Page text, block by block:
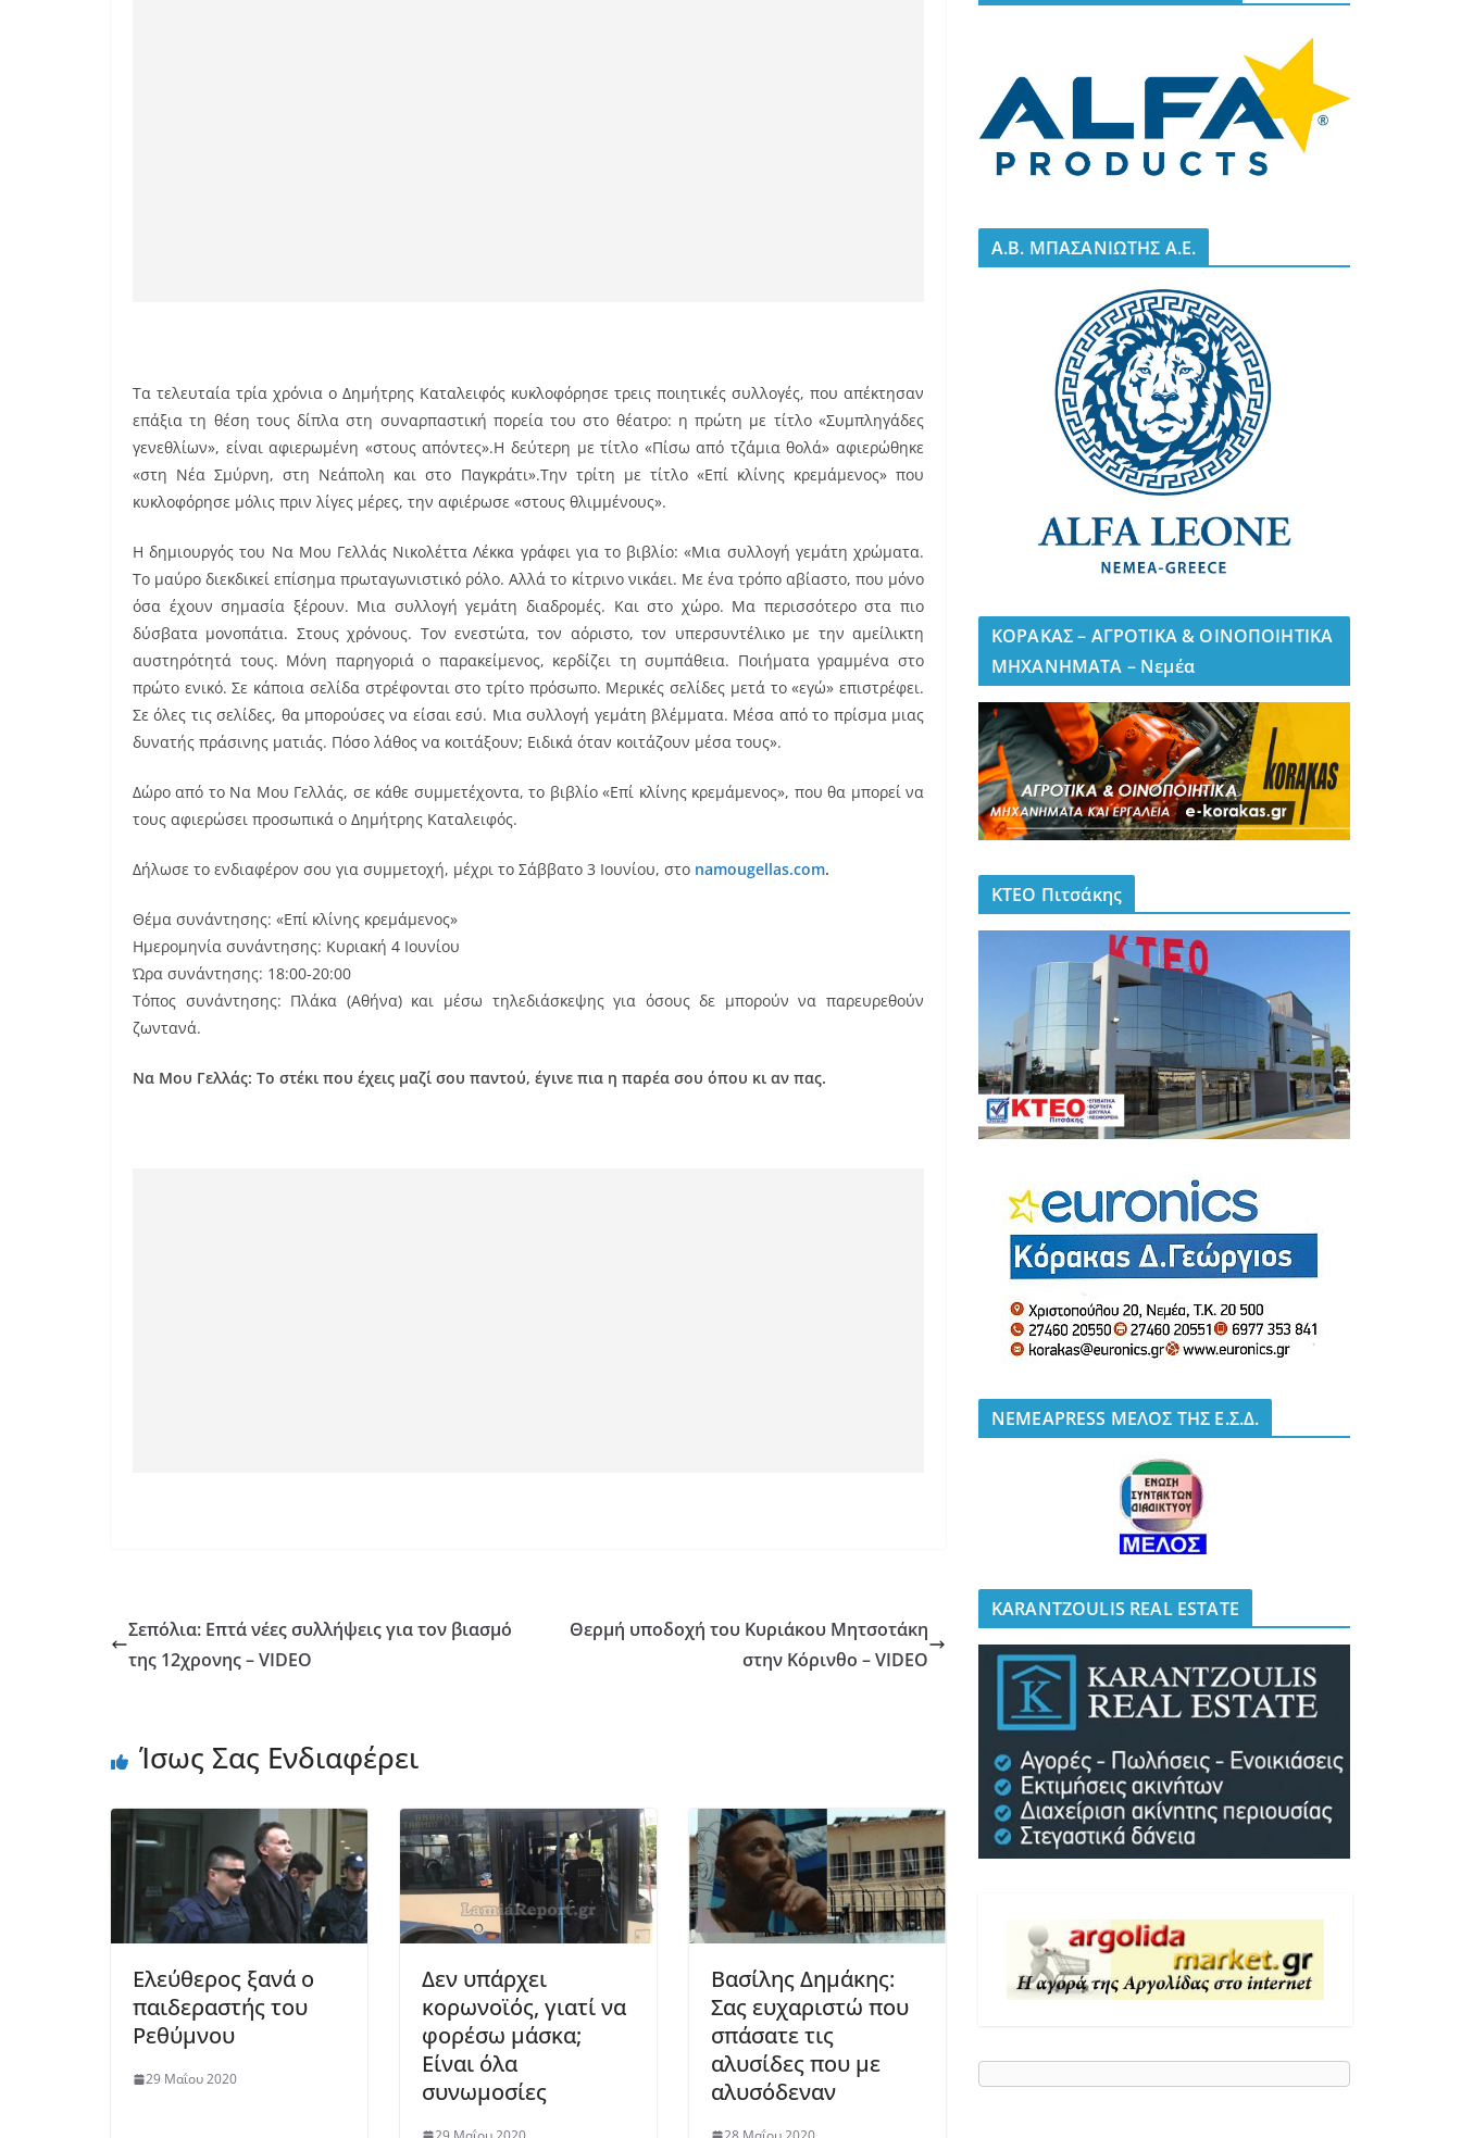
Τα τελευταία τρία χρόνια ο Δημήτρης Καταλειφός κυκλοφόρησε τρεις ποιητικές συλλογές, που απέκτησαν
επάξια τη θέση τους δίπλα στη συναρπαστική πορεία του στο θέατρο: η πρώτη με τίτλο «Συμπληγάδες
γενεθλίων», είναι αφιερωμένη «στους απόντες».Η δεύτερη με τίτλο «Πίσω από τζάμια θολά» αφιερώθηκε
«στη Νέα Σμύρνη, στη Νεάπολη και στο Παγκράτι».Την τρίτη με τίτλο «Επί κλίνης κρεμάμενος» που
κυκλοφόρησε μόλις πριν λίγες μέρες, την αφιέρωσε «στους θλιμμένους».
Η δημιουργός του Να Μου Γελλάς Νικολέττα Λέκκα γράφει για το βιβλίο: «Μια συλλογή γεμάτη χρώματα.
Το μαύρο διεκδικεί επίσημα πρωταγωνιστικό ρόλο. Αλλά το κίτρινο νικάει. Με ένα τρόπο αβίαστο, που μόνο
όσα έχουν σημασία ξέρουν. Μια συλλογή γεμάτη διαδρομές. Και στο χώρο. Μα περισσότερο στα πιο
δύσβατα μονοπάτια. Στους χρόνους. Τον ενεστώτα, τον αόριστο, τον υπερσυντέλικο με την αμείλικτη
αυστηρότητά τους. Μόνη παρηγοριά ο παρακείμενος, κερδίζει τη συμπάθεια. Ποιήματα γραμμένα στο
πρώτο ενικό. Σε κάποια σελίδα στρέφονται στο τρίτο πρόσωπο. Μερικές σελίδες μετά το «εγώ» επιστρέφει.
Σε όλες τις σελίδες, θα μπορούσες να είσαι εσύ. Μια συλλογή γεμάτη βλέμματα. Μέσα από το πρίσμα μιας
δυνατής πράσινης ματιάς. Πόσο λάθος να κοιτάξουν; Ειδικά όταν κοιτάζουν μέσα τους».
Δώρο από το Να Μου Γελλάς, σε κάθε συμμετέχοντα, το βιβλίο «Επί κλίνης κρεμάμενος», που θα μπορεί να
τους αφιερώσει προσωπικά ο Δημήτρης Καταλειφός.
Δήλωσε το ενδιαφέρον σου για συμμετοχή, μέχρι το Σάββατο 3 Ιουνίου, στο namougellas.com.
Θέμα συνάντησης: «Επί κλίνης κρεμάμενος»
Ημερομηνία συνάντησης: Κυριακή 4 Ιουνίου
Ώρα συνάντησης: 18:00-20:00
Τόπος συνάντησης: Πλάκα (Αθήνα) και μέσω τηλεδιάσκεψης για όσους δε μπορούν να παρευρεθούν
ζωντανά.
Να Μου Γελλάς: Το στέκι που έχεις μαζί σου παντού, έγινε πια η παρέα σου όπου κι αν πας.
Σεπόλια: Επτά νέες συλλήψεις για τον βιασμό
της 12χρονης – VIDEO
Θερμή υποδοχή του Κυριάκου Μητσοτάκη
στην Κόρινθο – VIDEO
Ίσως Σας Ενδιαφέρει
Ελεύθερος ξανά ο
παιδεραστής του
Ρεθύμνου
29 Μαΐου 2020
Δεν υπάρχει
κορωνοϊός, γιατί να
φορέσω μάσκα;
Είναι όλα
συνωμοσίες
Βασίλης Δημάκης:
Σας ευχαριστώ που
σπάσατε τις
αλυσίδες που με
αλυσόδεναν
A.B. ΜΠΑΣΑΝΙΩΤΗΣ Α.Ε.
ΚΟΡΑΚΑΣ – ΑΓΡΟΤΙΚΑ & ΟΙΝΟΠΟΙΗΤΙΚΑ
ΜΗΧΑΝΗΜΑΤΑ – Νεμέα
ΚΤΕΟ Πιτσάκης
NEMEAPRESS ΜΕΛΟΣ ΤΗΣ Ε.Σ.Δ.
KARANTZOULIS REAL ESTATE